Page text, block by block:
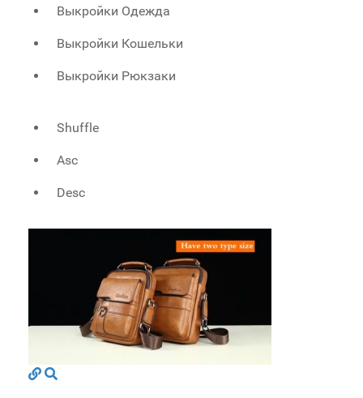
Выкройки Одежда
Выкройки Кошельки
Выкройки Рюкзаки
Shuffle
Asc
Desc